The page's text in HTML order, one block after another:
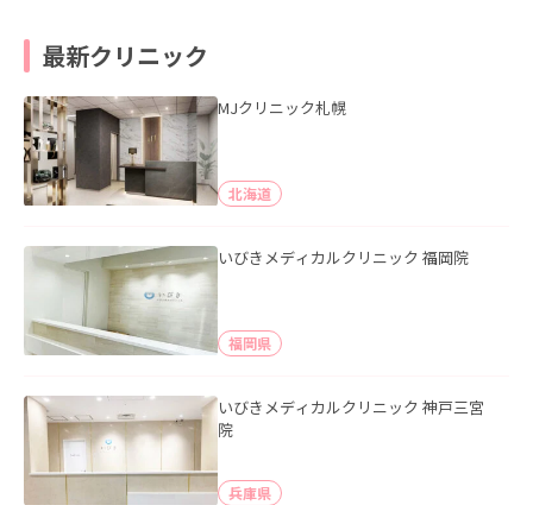
最新クリニック
MJクリニック札幌
北海道
いびきメディカルクリニック 福岡院
福岡県
いびきメディカルクリニック 神戸三宮
院
兵庫県